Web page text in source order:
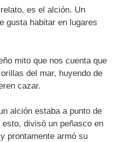
es el alción. Un
gusta habitar en lugares
mito que nos cuenta que
del mar, huyendo de
cazar.
alción estaba a punto de
divisó un peñasco en
prontamente armó su